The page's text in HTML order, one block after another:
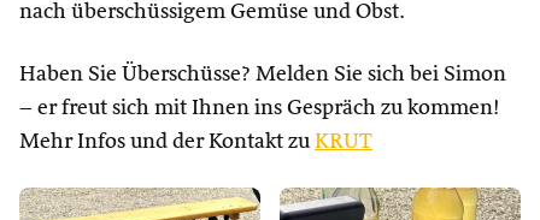
nach überschüssigem Gemüse und Obst.
Haben Sie Überschüsse? Melden Sie sich bei Simon
– er freut sich mit Ihnen ins Gespräch zu kommen!
Mehr Infos und der Kontakt zuKRUT